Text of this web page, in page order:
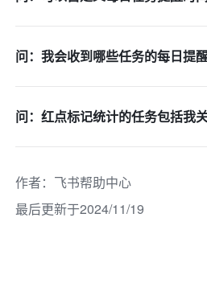
问：我会收到哪些任务的每日提醒
问：红点标记统计的任务包括我
作者： 飞书帮助中心
最后更新于2024/11/19